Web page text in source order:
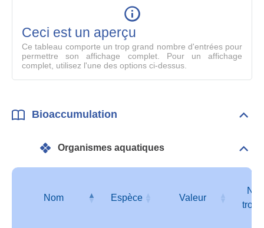
Ceci est un aperçu
Ce tableau comporte un trop grand nombre d'entrées pour
permettre son affichage complet. Pour un affichage
complet, utilisez l'une des options ci-dessus.
Bioaccumulation
Organismes aquatiques
Nom Espèce Valeur